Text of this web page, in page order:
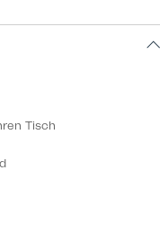
Tisch